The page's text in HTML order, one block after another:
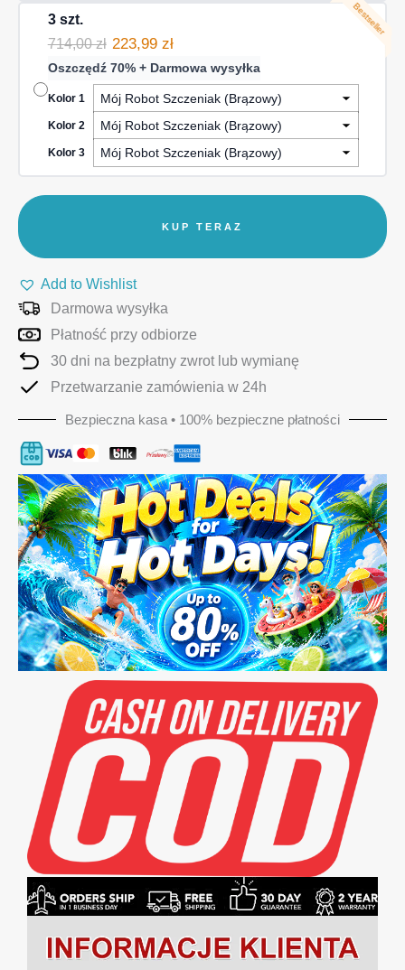
Bestseller
3 szt.
714,00 zł 223,99 zł
Oszczędź 70% + Darmowa wysyłka
Kolor 1
Kolor 2
Kolor 3
KUP TERAZ
Add to Wishlist
Darmowa wysyłka
Płatność przy odbiorze
30 dni na bezpłatny zwrot lub wymianę
Przetwarzanie zamówienia w 24h
Bezpieczna kasa • 100% bezpieczne płatności